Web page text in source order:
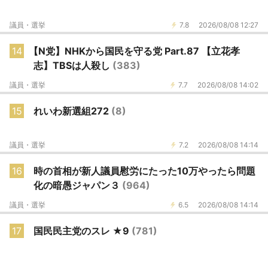
7.8 2026/08/08 12:27
議員・選挙
14
【N党】NHKから国民を守る党 Part.87 【立花孝
志】TBSは人殺し (383)
7.7 2026/08/08 14:02
議員・選挙
15 れいわ新選組272 (8)
7.2 2026/08/08 14:14
議員・選挙
16
時の首相が新人議員慰労にたった10万やったら問題
化の暗愚ジャパン３ (964)
6.5 2026/08/08 14:14
議員・選挙
17 国民民主党のスレ ★9 (781)